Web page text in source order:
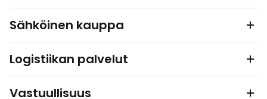
Sähköinen kauppa
Logistiikan palvelut
Vastuullisuus